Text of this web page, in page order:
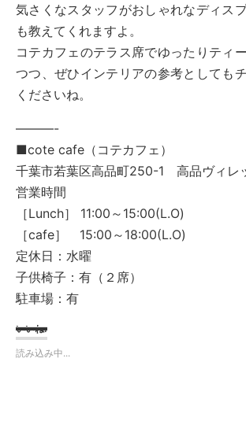
気さくなスタッフがおしゃれなディス
も教えてくれますよ。
コテカフェのテラス席でゆったりティ
つつ、ぜひインテリアの参考としても
くださいね。
———-
■cote cafe（コテカフェ）
千葉市若葉区高品町250-1 高品ヴィレ
営業時間
［Lunch］ 11:00～15:00(L.O)
［cafe］ 15:00～18:00(L.O)
定休日：水曜
子供椅子：有（２席）
駐車場：有
いいね:
読み込み中...